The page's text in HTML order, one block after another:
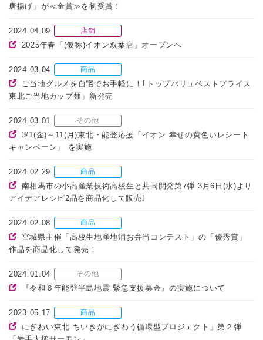
唐揚げ」が≪金賞≫を初受賞！
2024.04.09 店舗
2025年春「(仮称)イオン双葉店」オープンへ
2024.03.04 商品
ご当地グルメを自宅でお手軽に！｢トップバリュベストプライス
東北ご当地カップ麺」新発売
2024.03.01 その他
3/1(金)～11(月)東北・能登応援「イオン 幸せの黄色いレシート
キャンペーン」 を実施
2024.02.29 商品
南相馬市の小高産業技術高校生と共同開発第7弾 3月6日(水)より
アイデアレシピ2品を商品化して販売!
2024.02.08 商品
宮城県主催「高校生地産地消お弁当コンテスト」の「優秀賞」
作品を商品化して発売！
2024.01.04 その他
『令和６年能登半島地震 緊急支援募金』の実施について
2023.05.17 商品
にぎわい東北 ちいきがにぎわう循環型プロジェクト」第２弾